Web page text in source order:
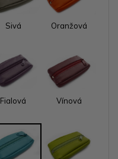
Sivá Oranžová
Fialová Vínová